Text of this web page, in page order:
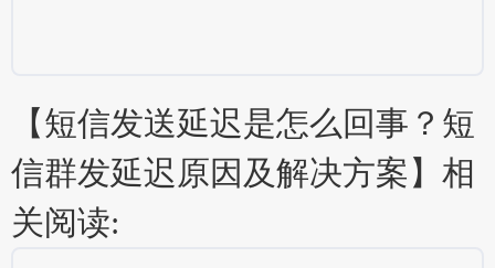
【短信发送延迟是怎么回事？短
信群发延迟原因及解决方案】相
关阅读: